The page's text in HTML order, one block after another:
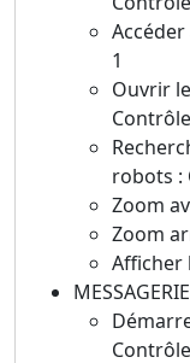
1
Ouvrir
robots :
Zoom
Zoom
Afficher
MESSAGERIE